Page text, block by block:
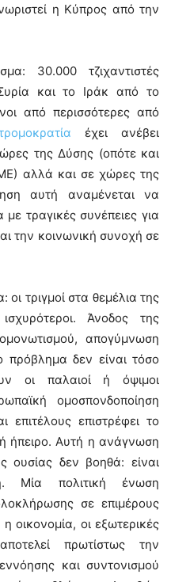
η Κύπρος από την
30.000 τζιχαντιστές
και το Ιράκ από το
από περισσότερες από
έχει ανέβει
της Δύσης (οπότε και
αλλά και σε χώρες της
αυτή αναμένεται να
τραγικές συνέπειες για
την κοινωνική συνοχή σε
τριγμοί στα θεμέλια της
Άνοδος της
απογύμνωση
δεν είναι τόσο
οι παλαιοί ή όψιμοι
ομοσπονδοποίηση
επιτέλους επιστρέφει το
ήπειρο. Αυτή η ανάγνωση
ουσίας δεν βοηθά: είναι
Μία πολιτική ένωση
σε επιμέρους
οικονομία, οι εξωτερικές
πρωτίστως την
και συντονισμού